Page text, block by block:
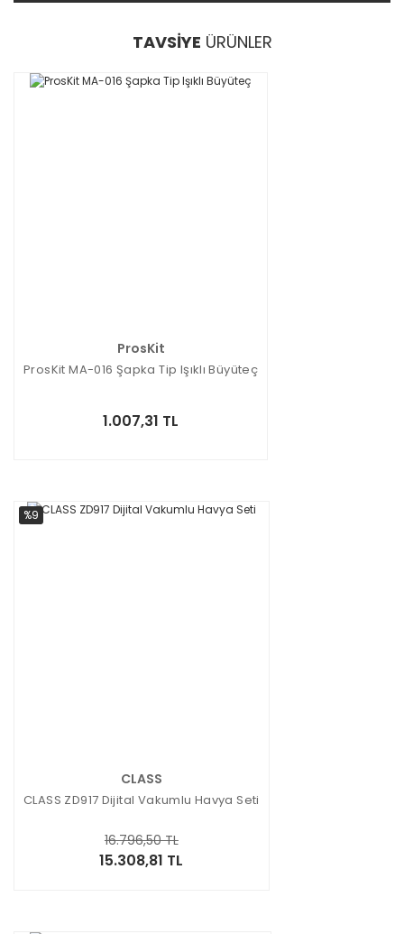
TAVSİYE ÜRÜNLER
ProsKit
ProsKit MA-016 Şapka Tip Işıklı Büyüteç
1.007,31 TL
%9
CLASS
CLASS ZD917 Dijital Vakumlu Havya Seti
15.308,81 TL
16.796,50 TL